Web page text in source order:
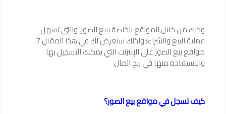
وذلك من خلال المواقع الخاصة ببيع الصور، والتي تسهل
عملية البيع والشراء؛ ولذلك سنعرض لك في هذا المقال 7
مواقع بيع الصور على الإنترنت التي يمكنك التسجيل بها
والاستفادة منها في ربح المال.
كيف تسجل في مواقع بيع الصور؟